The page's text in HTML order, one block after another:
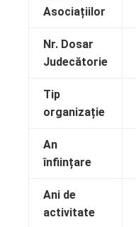
Asociațiilor
Nr. Dosar
Judecătorie
Tip
organizație
An
înființare
Ani de
activitate